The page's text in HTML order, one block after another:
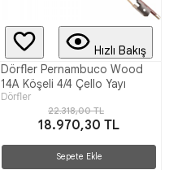
Hızlı Bakış
Dörfler Pernambuco Wood
14A Köşeli 4/4 Çello Yayı
Dörfler
22.318,00 TL
18.970,30 TL
Sepete Ekle